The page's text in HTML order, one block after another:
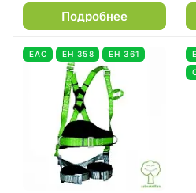
Подробнее
EAC ЕН 358 ЕН 361